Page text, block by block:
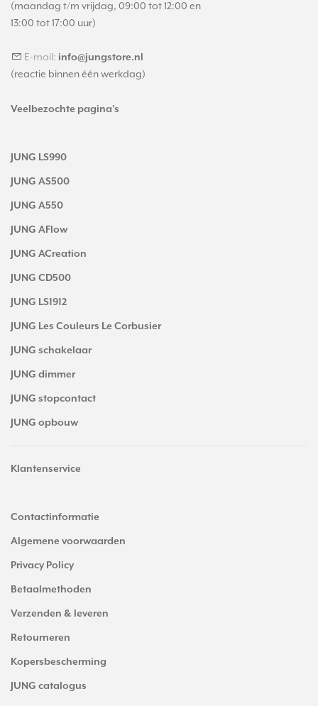
(maandag t/m vrijdag, 09:00 tot 12:00 en
13:00 tot 17:00 uur)
E-mail: info@jungstore.nl
(reactie binnen één werkdag)
Veelbezochte pagina's
JUNG LS990
JUNG AS500
JUNG A550
JUNG AFlow
JUNG ACreation
JUNG CD500
JUNG LS1912
JUNG Les Couleurs Le Corbusier
JUNG schakelaar
JUNG dimmer
JUNG stopcontact
JUNG opbouw
Klantenservice
Contactinformatie
Algemene voorwaarden
Privacy Policy
Betaalmethoden
Verzenden & leveren
Retourneren
Kopersbescherming
JUNG catalogus